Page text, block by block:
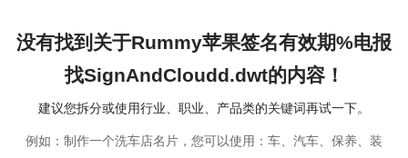
没有找到关于Rummy苹果签名有效期%电报
找SignAndCloudd.dwt的内容！
建议您拆分或使用行业、职业、产品类的关键词再试一下。
例如：制作一个洗车店名片，您可以使用：车、汽车、保养、装